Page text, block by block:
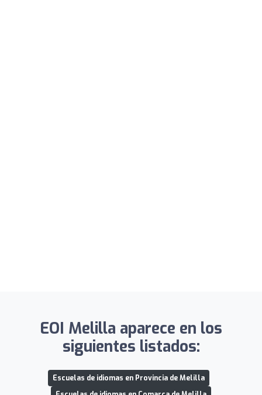
EOI Melilla aparece en los
siguientes listados:
Escuelas de idiomas en Provincia de Melilla